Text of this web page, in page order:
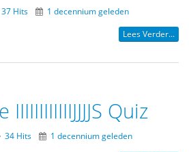
37 Hits 1 decennium geleden
Lees Verder...
Quiz
34 Hits 1 decennium geleden